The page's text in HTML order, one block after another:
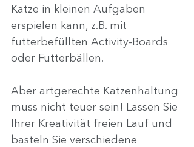
Katze in kleinen Aufgaben
erspielen kann, z.B. mit
futterbefüllten Activity-Boards
oder Futterbällen.
Aber artgerechte Katzenhaltung
muss nicht teuer sein! Lassen Sie
Ihrer Kreativität freien Lauf und
basteln Sie verschiedene